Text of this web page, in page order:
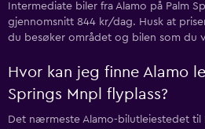
Intermediate biler fra Alamo på Palm
gjennomsnitt 844 kr/dag. Husk at
du besøker området og bilen som du
Hvor kan jeg finne Alamo
Springs Mnpl flyplass?
Det nærmeste Alamo-bilutleiestedet til